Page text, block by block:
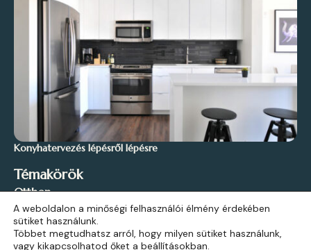
Konyhatervezés lépésről lépésre
Témakörök
Otthon
Stílus és Inspiráció
Kert és Szabadidő
A weboldalon a minőségi felhasználói élmény érdekében
sütiket használunk.
Többet megtudhatsz arról, hogy milyen sütiket használunk,
vagy kikapcsolhatod őket a beállításokban.